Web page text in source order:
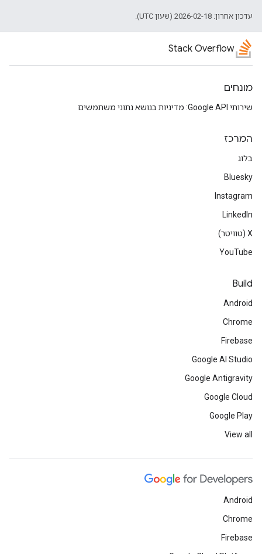
עדכון אחרון: 2026-02-18 (שעון UTC).
Stack Overflow
מונחים
שירותי Google API: מדיניות בנושא נתוני משתמשים
המרכז
בלוג
Bluesky
Instagram
LinkedIn
‫X (טוויטר)
YouTube
Build
Android
Chrome
Firebase
Google AI Studio
Google Antigravity
Google Cloud
Google Play
View all
Android
Chrome
Firebase